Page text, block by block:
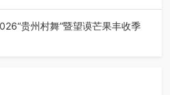
美黔途阅见中国全国阅读行动
媒集…贵州村舞”暨望谟芒果丰收季